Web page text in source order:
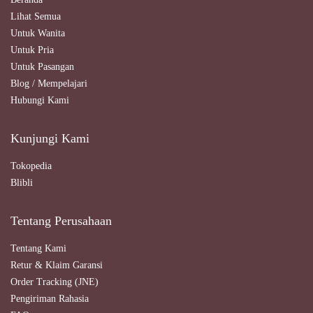
Lihat Semua
Untuk Wanita
Untuk Pria
Untuk Pasangan
Blog / Mempelajari
Hubungi Kami
Kunjungi Kami
Tokopedia
Blibli
Tentang Perusahaan
Tentang Kami
Retur & Klaim Garansi
Order Tracking (JNE)
Pengiriman Rahasia